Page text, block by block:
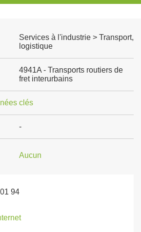
Services à l'industrie > Transport,
logistique
4941A - Transports routiers de
fret interurbains
clés
-
Aucun
94